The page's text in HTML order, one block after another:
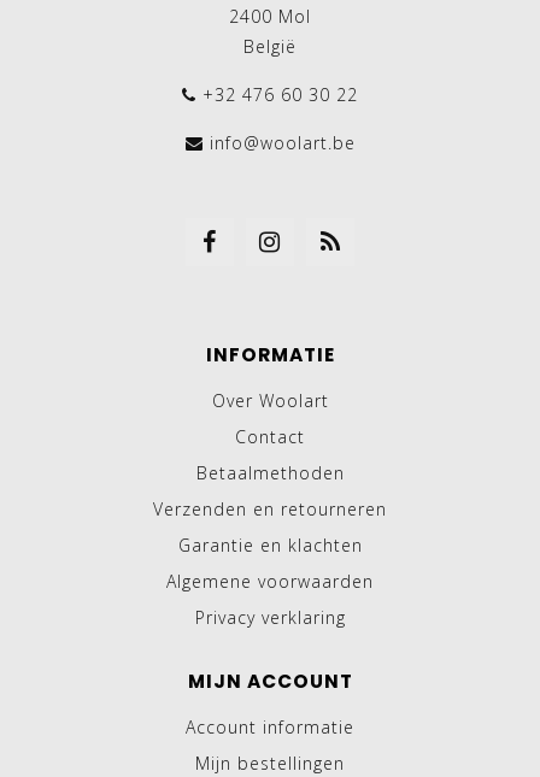
2400 Mol
België
+32 476 60 30 22
info@woolart.be
INFORMATIE
Over Woolart
Contact
Betaalmethoden
Verzenden en retourneren
Garantie en klachten
Algemene voorwaarden
Privacy verklaring
MIJN ACCOUNT
Account informatie
Mijn bestellingen